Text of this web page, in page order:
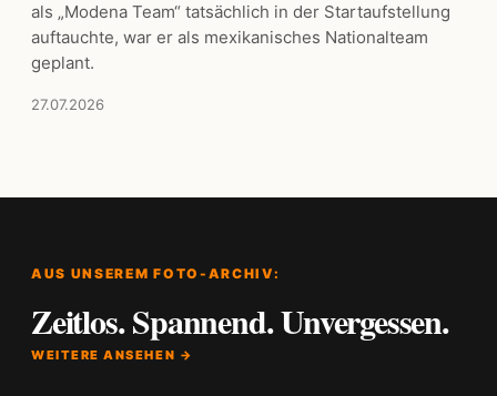
als „Modena Team“ tatsächlich in der Startaufstellung
auftauchte, war er als mexikanisches Nationalteam
geplant.
27.07.2026
AUS UNSEREM FOTO-ARCHIV:
Zeitlos. Spannend. Unvergessen.
WEITERE ANSEHEN →